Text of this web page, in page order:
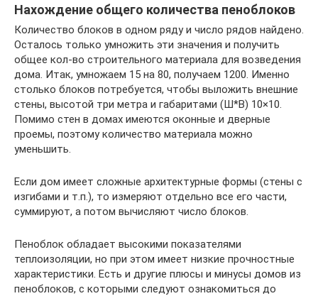
Нахождение общего количества пеноблоков
Количество блоков в одном ряду и число рядов найдено.
Осталось только умножить эти значения и получить
общее кол-во строительного материала для возведения
дома. Итак, умножаем 15 на 80, получаем 1200. Именно
столько блоков потребуется, чтобы выложить внешние
стены, высотой три метра и габаритами (Ш*В) 10×10.
Помимо стен в домах имеются оконные и дверные
проемы, поэтому количество материала можно
уменьшить.
Если дом имеет сложные архитектурные формы (стены с
изгибами и т.п.), то измеряют отдельно все его части,
суммируют, а потом вычисляют число блоков.
Пеноблок обладает высокими показателями
теплоизоляции, но при этом имеет низкие прочностные
характеристики. Есть и другие плюсы и минусы домов из
пеноблоков, с которыми следуют ознакомиться до